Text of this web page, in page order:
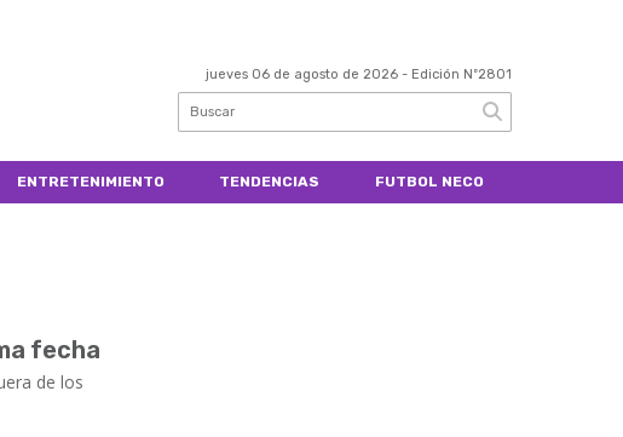
jueves 06 de agosto de 2026 - Edición Nº2801
ENTRETENIMIENTO TENDENCIAS FUTBOL NECO
fecha
de los